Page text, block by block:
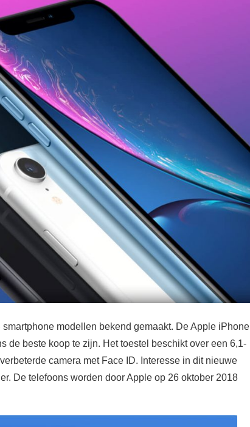
modellen bekend gemaakt. De Apple iPhone
de beste koop te zijn. Het toestel beschikt over een 6,1-
camera met Face ID. Interesse in dit nieuwe
De telefoons worden door Apple op 26 oktober 2018